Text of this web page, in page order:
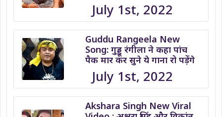
July 1st, 2022
Guddu Rangeela New
Song: गुड्डू रंगीला ने कहा पांच
पैक मार कर सुने ये गाना रो पड़ेंगे
July 1st, 2022
Akshara Singh New Viral